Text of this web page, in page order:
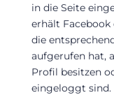
in die Seite
erhält
die
aufgerufen hat,
Profil besitzen
eingeloggt